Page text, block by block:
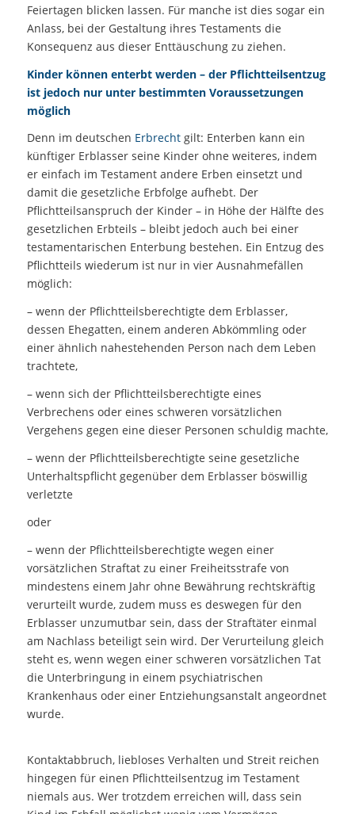
Feiertagen blicken lassen. Für manche ist dies sogar ein
Anlass, bei der Gestaltung ihres Testaments die
Konsequenz aus dieser Enttäuschung zu ziehen.
Kinder können enterbt werden – der Pflichtteilsentzug
ist jedoch nur unter bestimmten Voraussetzungen
möglich
Denn im deutschen Erbrechtgilt: Enterben kann ein
künftiger Erblasser seine Kinder ohne weiteres, indem
er einfach im Testament andere Erben einsetzt und
damit die gesetzliche Erbfolge aufhebt. Der
Pflichtteilsanspruch der Kinder – in Höhe der Hälfte des
gesetzlichen Erbteils – bleibt jedoch auch bei einer
testamentarischen Enterbung bestehen. Ein Entzug des
Pflichtteils wiederum ist nur in vier Ausnahmefällen
möglich:
– wenn der Pflichtteilsberechtigte dem Erblasser,
dessen Ehegatten, einem anderen Abkömmling oder
einer ähnlich nahestehenden Person nach dem Leben
trachtete,
– wenn sich der Pflichtteilsberechtigte eines
Verbrechens oder eines schweren vorsätzlichen
Vergehens gegen eine dieser Personen schuldig machte,
– wenn der Pflichtteilsberechtigte seine gesetzliche
Unterhaltspflicht gegenüber dem Erblasser böswillig
verletzte
oder
– wenn der Pflichtteilsberechtigte wegen einer
vorsätzlichen Straftat zu einer Freiheitsstrafe von
mindestens einem Jahr ohne Bewährung rechtskräftig
verurteilt wurde, zudem muss es deswegen für den
Erblasser unzumutbar sein, dass der Straftäter einmal
am Nachlass beteiligt sein wird. Der Verurteilung gleich
steht es, wenn wegen einer schweren vorsätzlichen Tat
die Unterbringung in einem psychiatrischen
Krankenhaus oder einer Entziehungsanstalt angeordnet
wurde.
Kontaktabbruch, liebloses Verhalten und Streit reichen
hingegen für einen Pflichtteilsentzug im Testament
niemals aus. Wer trotzdem erreichen will, dass sein